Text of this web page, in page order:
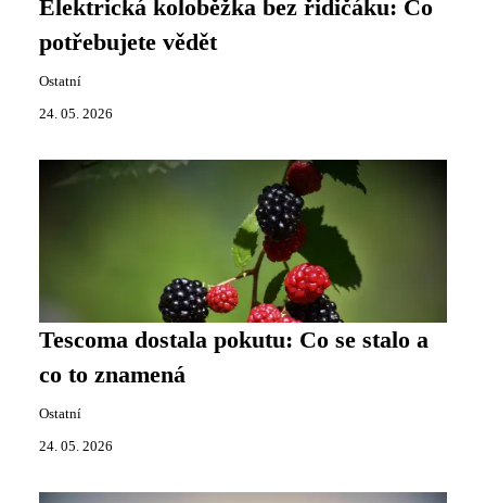
Elektrická koloběžka bez řidičáku: Co
potřebujete vědět
Ostatní
24. 05. 2026
Tescoma dostala pokutu: Co se stalo a
co to znamená
Ostatní
24. 05. 2026